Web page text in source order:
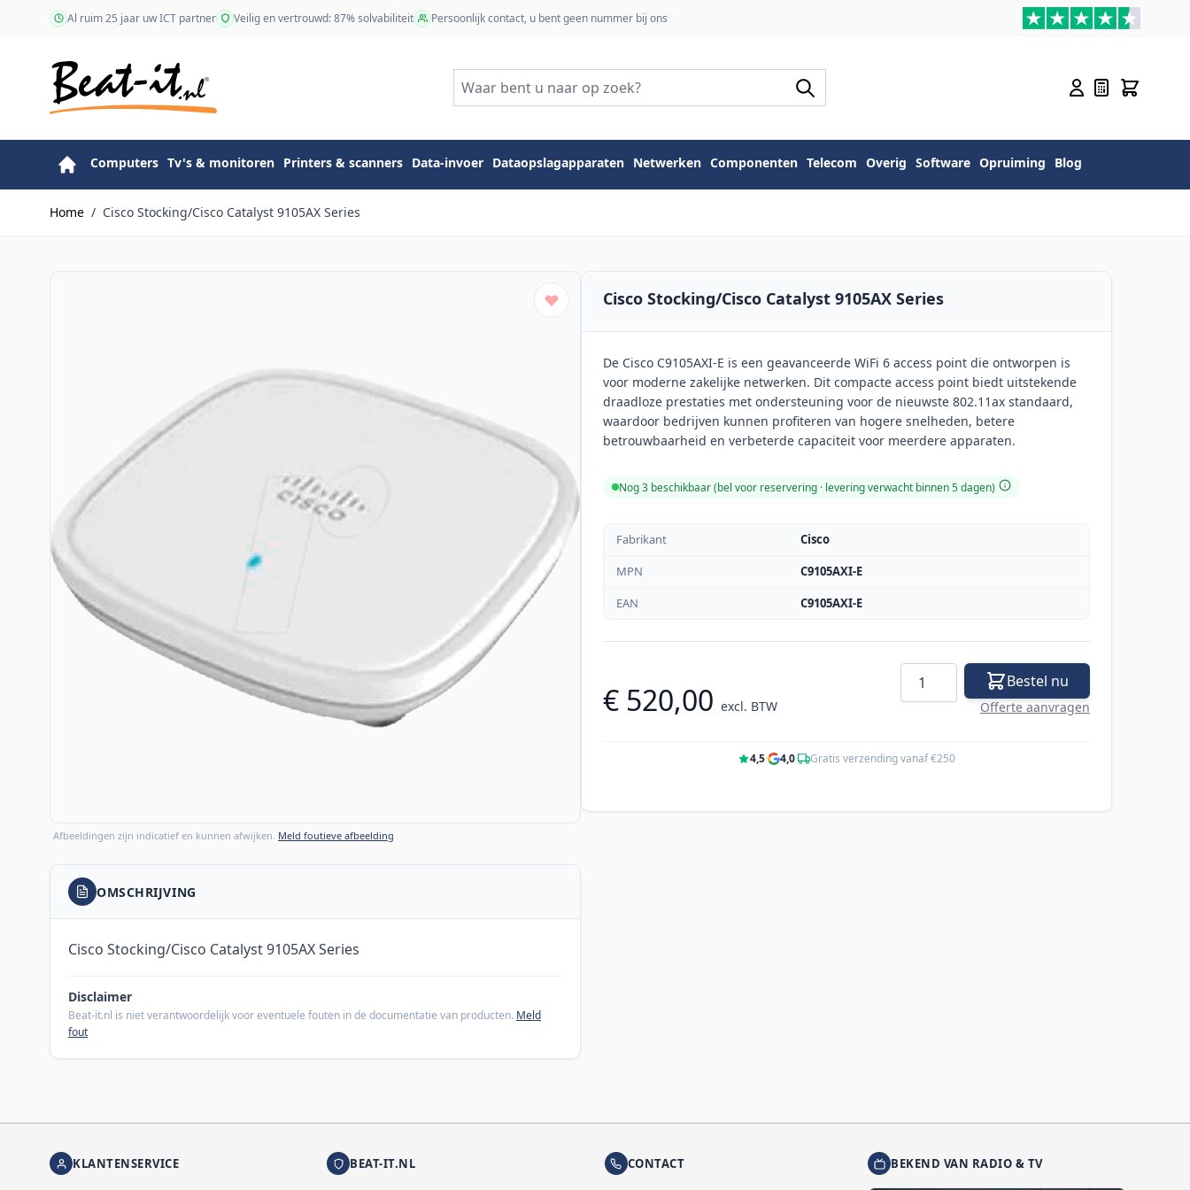
Ga naar de inhoudAl ruim 25 jaar uw ICT partner Veilig en vertrouwd: 87% solvabiliteit Persoonlijk contact, u bent geen nummer bij ons
Computers Tv's & monitoren Printers & scanners Data-invoer Dataopslagapparaten Netwerken Componenten Telecom Overig Software Opruiming Blog
Home / Cisco Stocking/Cisco Catalyst 9105AX Series
Afbeeldingen zijn indicatief en kunnen afwijken. Meld foutieve afbeelding
Cisco Stocking/Cisco Catalyst 9105AX Series
De Cisco C9105AXI-E is een geavanceerde WiFi 6 access point die ontworpen is
voor moderne zakelijke netwerken. Dit compacte access point biedt uitstekende
draadloze prestaties met ondersteuning voor de nieuwste 802.11ax standaard,
waardoor bedrijven kunnen profiteren van hogere snelheden, betere
betrouwbaarheid en verbeterde capaciteit voor meerdere apparaten.
Nog 3 beschikbaar (bel voor reservering · levering verwacht binnen 5 dagen)
Fabrikant
Cisco
MPN
C9105AXI-E
EAN
C9105AXI-E
€ 520,00 excl. BTW
Aantal Bestel nu
Offerte aanvragen
4,5· 4,0· Gratis verzending vanaf €250
OMSCHRIJVING
Cisco Stocking/Cisco Catalyst 9105AX Series
Disclaimer
Beat-it.nl is niet verantwoordelijk voor eventuele fouten in de documentatie van producten. Meld
fout
KLANTENSERVICE BEAT-IT.NL CONTACT BEKEND VAN RADIO & TV